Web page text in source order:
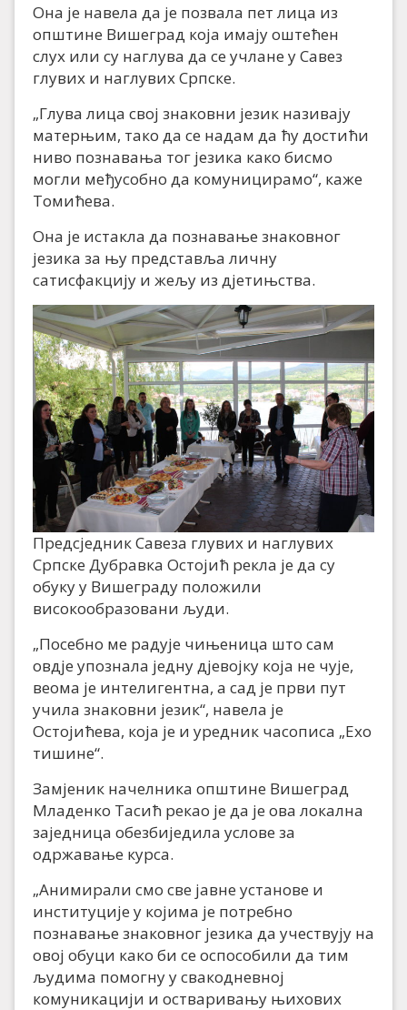
Она је навела да је позвала пет лица из
општине Вишеград која имају оштећен
слух или су наглува да се учлане у Савез
глувих и наглувих Српске.
„Глува лица свој знаковни језик називају
матерњим, тако да се надам да ћу достићи
ниво познавања тог језика како бисмо
могли међусобно да комуницирамо“, каже
Томићева.
Она је истакла да познавање знаковног
језика за њу представља личну
сатисфакцију и жељу из дјетињства.
Предсједник Савеза глувих и наглувих
Српске Дубравка Остојић рекла је да су
обуку у Вишеграду положили
високообразовани људи.
„Посебно ме радује чињеница што сам
овдје упознала једну дјевојку која не чује,
веома је интелигентна, а сад је први пут
учила знаковни језик“, навела је
Остојићева, која је и уредник часописа „Ехо
тишине“.
Замјеник начелника општине Вишеград
Младенко Тасић рекао је да је ова локална
заједница обезбиједила услове за
одржавање курса.
„Анимирали смо све јавне установе и
институције у којима је потребно
познавање знаковног језика да учествују на
овој обуци како би се оспособили да тим
људима помогну у свакодневној
комуникацији и остваривању њихових